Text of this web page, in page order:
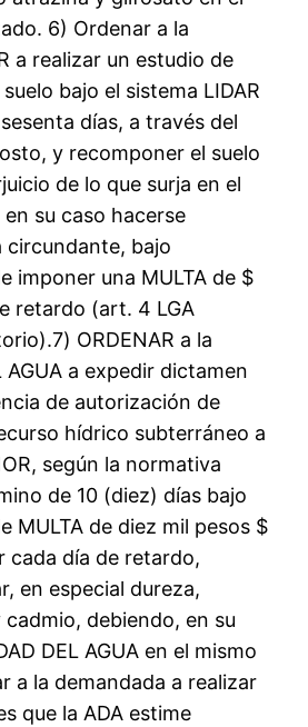
6) Ordenar a la
a realizar un estudio de
bajo el sistema LIDAR
días, a través del
y recomponer el suelo
de lo que surja en el
su caso hacerse
circundante, bajo
imponer una MULTA de $
retardo (art. 4 LGA
ORDENAR a la
AGUA a expedir dictamen
de autorización de
hídrico subterráneo a
según la normativa
de 10 (diez) días bajo
MULTA de diez mil pesos $
cada día de retardo,
en especial dureza,
debiendo, en su
DEL AGUA en el mismo
a la demandada a realizar
que la ADA estime